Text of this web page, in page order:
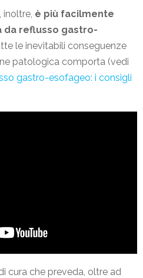
inoltre, è più facilmente
reflusso gastro-
le inevitabili conseguenze
patologica comporta (vedi
gastro-esofageo: i consigli
cura che preveda, oltre ad